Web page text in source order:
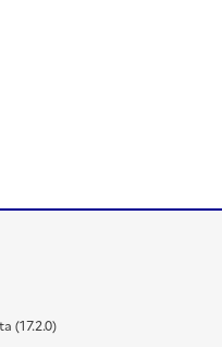
(17.2.0)